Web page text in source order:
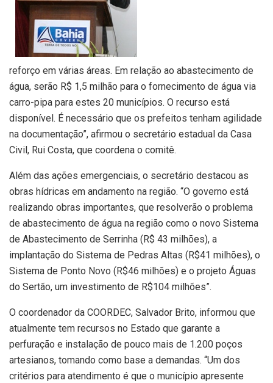
reforço em várias áreas. Em relação ao abastecimento de
água, serão R$ 1,5 milhão para o fornecimento de água via
carro-pipa para estes 20 municípios. O recurso está
disponível. É necessário que os prefeitos tenham agilidade
na documentação”, afirmou o secretário estadual da Casa
Civil, Rui Costa, que coordena o comitê.
Além das ações emergenciais, o secretário destacou as
obras hídricas em andamento na região. “O governo está
realizando obras importantes, que resolverão o problema
de abastecimento de água na região como o novo Sistema
de Abastecimento de Serrinha (R$ 43 milhões), a
implantação do Sistema de Pedras Altas (R$41 milhões), o
Sistema de Ponto Novo (R$46 milhões) e o projeto Águas
do Sertão, um investimento de R$104 milhões”.
O coordenador da COORDEC, Salvador Brito, informou que
atualmente tem recursos no Estado que garante a
perfuração e instalação de pouco mais de 1.200 poços
artesianos, tomando como base a demandas. “Um dos
critérios para atendimento é que o município apresente